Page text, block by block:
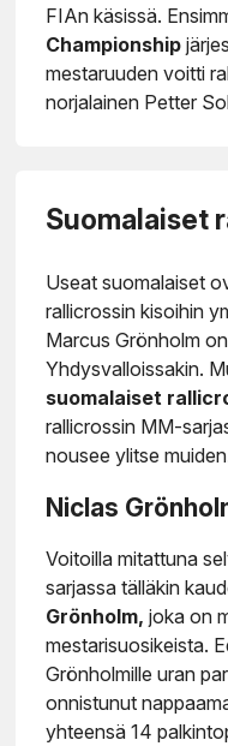
FIAn käsissä.
Championship
mestaruuden voitti
norjalainen Petter
Suomalaiset
Useat suomalaiset
rallicrossin kisoihin
Marcus Grönholm
Yhdysvalloissakin.
suomalaiset
rallicrossin MM-
nousee ylitse
Niclas
Voitoilla mitattuna
sarjassa tälläkin
Grönholm,joka on
mestarisuosikeista.
Grönholmille uran
onnistunut
yhteensä 14